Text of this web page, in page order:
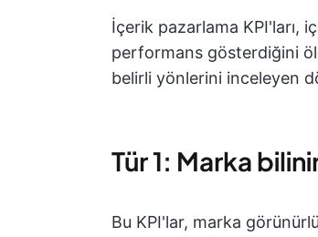
İçerik pazarlama KPI'ları,
performans gösterdiğini
belirli yönlerini inceleyen
Tür 1: Marka
Bu KPI'lar, marka